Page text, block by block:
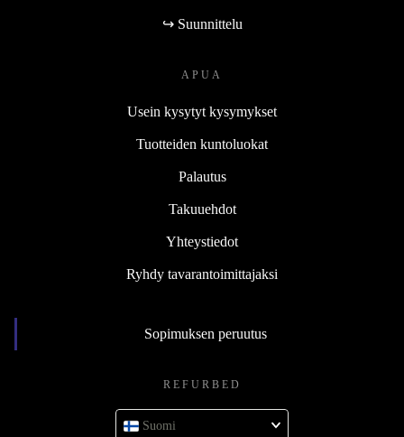
↪ Suunnittelu
APUA
Usein kysytyt kysymykset
Tuotteiden kuntoluokat
Palautus
Takuuehdot
Yhteystiedot
Ryhdy tavarantoimittajaksi
Sopimuksen peruutus
REFURBED
Suomi